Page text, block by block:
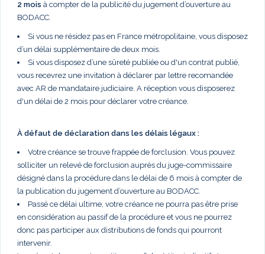
2 mois à compter de la publicité du jugement d’ouverture au
BODACC.
Si vous ne résidez pas en France métropolitaine, vous disposez
d’un délai supplémentaire de deux mois.
Si vous disposez d’une sûreté publiée ou d'un contrat publié,
vous recevrez une invitation à déclarer par lettre recomandée
avec AR de mandataire judiciaire. A réception vous disposerez
d'un délai de 2 mois pour déclarer votre créance.
À défaut de déclaration dans les délais légaux :
Votre créance se trouve frappée de forclusion. Vous pouvez
solliciter un relevé de forclusion auprès du juge-commissaire
désigné dans la procédure dans le délai de 6 mois à compter de
la publication du jugement d’ouverture au BODACC.
Passé ce délai ultime, votre créance ne pourra pas être prise
en considération au passif de la procédure et vous ne pourrez
donc pas participer aux distributions de fonds qui pourront
intervenir.